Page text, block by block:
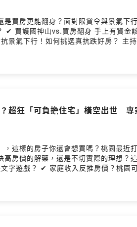
是買房更能翻身？面對限貸令與景氣
✔ 買護國神山vs.買房翻身 手上有資
ETtoday房產雲副總編輯 詹宜軒 來賓：財女珍妮 ⭐請詹哥喝咖
超狂「可負擔住宅」橫空出世
這樣的房子你還會想買嗎？桃園最
價的解藥，還是不切實際的理想？這
字遊戲？ ✔ 家庭收入反推房價？桃
bDV7vl ⭐五星評論+訂閱